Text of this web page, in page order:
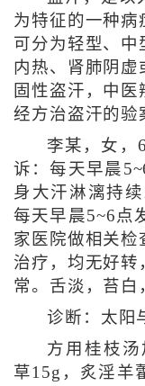
为特征的一种病
可分为轻型、
内热、肾肺阴
固性盗汗，中
经方治盗汗的验
李某，女，
诉：每天早晨
身大汗淋漓持
每天早晨5~6点
家医院做相关检
治疗，均无好转
常。舌淡，苔白
诊断：太阳
方用桂枝
草15g，炙淫羊